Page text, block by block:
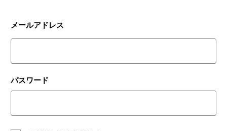
メールアドレス
パスワード